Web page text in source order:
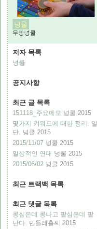
넝쿨
무망넝쿨
저자 목록
넝쿨
공지사항
최근 글 목록
151118_주요메모 넝쿨 2015
몇가지 키워드에 대한 정리. 일
단. 넝쿨 2015
2015/11/07 넝쿨 2015
일상적인 연대 넝쿨 2015
2015/06/02 넝쿨 2015
최근 트랙백 목록
최근 댓글 목록
콩심은데 콩나고 팥심은데 팥
난다. 민들레홀씨 2015